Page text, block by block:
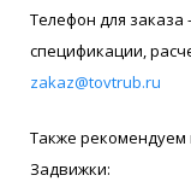
Телефон для заказа -
спецификации,
zakaz@tovtrub.ru
Также рекомендуем
Задвижки: